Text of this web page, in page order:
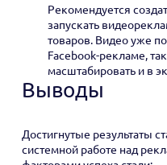
Рекомендуется
запускать
товаров. Видео уже
Facebook-рекламе,
масштабировать и в
Выводы
Достигнутые результаты
системной работе над